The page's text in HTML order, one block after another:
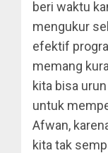
beri waktu
mengukur
efektif
memang
kita bisa
untuk
Afwan,
kita tak